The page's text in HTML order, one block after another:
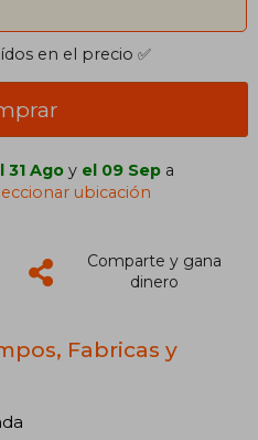
en el precio ✅
31 Ago y el 09 Sep a
ubicación
Comparte y gana
dinero
Fabricas y